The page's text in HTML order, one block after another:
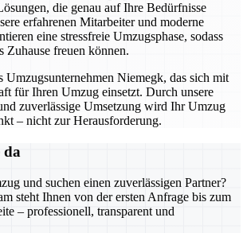
die genau auf Ihre Bedürfnisse
erfahrenen Mitarbeiter und moderne
eine stressfreie Umzugsphase, sodass
Zuhause freuen können.
Umzugsunternehmen Niemegk, das sich mit
für Ihren Umzug einsetzt. Durch unsere
zuverlässige Umsetzung wird Ihr Umzug
– nicht zur Herausforderung.
da
und suchen einen zuverlässigen Partner?
steht Ihnen von der ersten Anfrage bis zum
– professionell, transparent und